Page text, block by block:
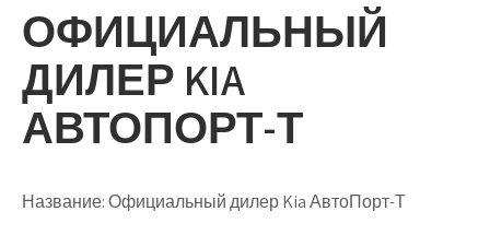
ОФИЦИАЛЬНЫЙ
ДИЛЕР KIA
АВТОПОРТ-Т
Название:Официальный дилер Kia АвтоПорт-Т